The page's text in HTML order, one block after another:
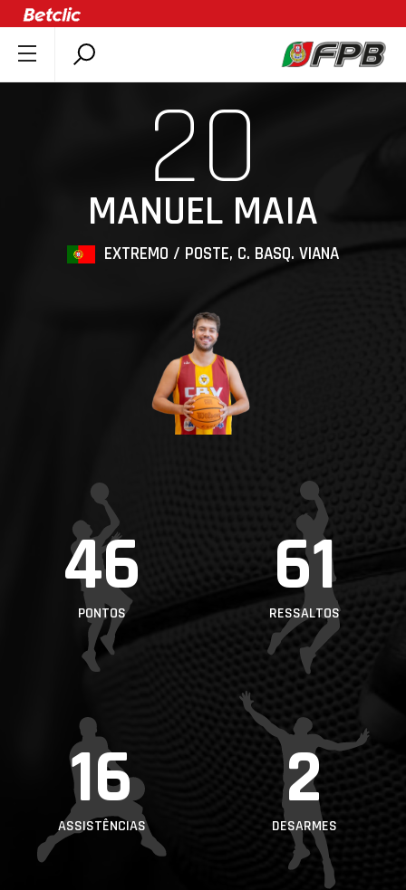
SOBRE A FPB
ASSOCIAÇÕES
CLUBES
ÁREA TÉCNICA
MASCULINA
LIGA BETCLIC
FEMININA
20
EXTREMO / POSTE, C. BASQ. VIANA
MANUEL MAIA
46
PONTOS
61
RESSALTOS
16
ASSISTÊNCIAS
2
DESARMES